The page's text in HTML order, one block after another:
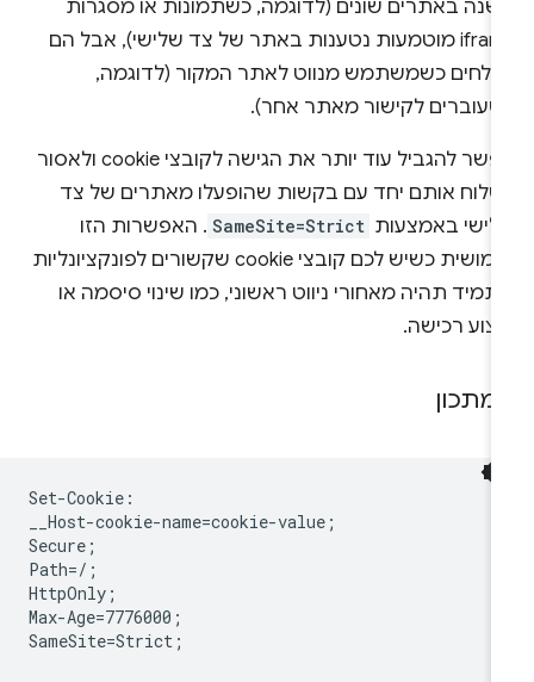
באתרים שונים (לדוגמה, כשתמונות או מסגרות
iframe מוטמעות נטענות באתר של צד שלישי), אבל הם
כשמשתמש מנווט לאתר המקור (לדוגמה,
לקישור מאתר אחר).
אפשר להגביל עוד יותר את הגישה לקובצי cookie ולאסור
אותם יחד עם בקשות שהופעלו מאתרים של צד
באמצעות SameSite=Strict . האפשרות הזו
שימושית כשיש לכם קובצי cookie שקשורים לפונקציונליות
תהיה מאחורי ניווט ראשוני, כמו שינוי סיסמה או
רכישה.
Set-Cookie:
__Host-cookie-name=cookie-value;
Secure;
Path=/;
HttpOnly;
Max-Age=7776000;